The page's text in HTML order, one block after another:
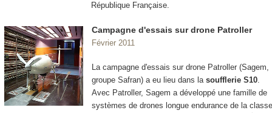
République Française.
Campagne d'essais sur drone Patroller
Février 2011
La campagne d'essais sur drone Patroller (Sagem,
groupe Safran) a eu lieu dans la soufflerie S10.
Avec Patroller, Sagem a développé une famille de
systèmes de drones longue endurance de la classe